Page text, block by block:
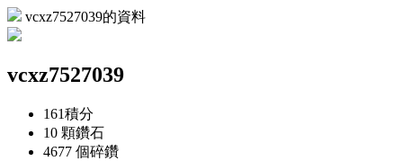
vcxz7527039的資料
vcxz7527039
161積分
10 顆鑽石
4677 個碎鑽